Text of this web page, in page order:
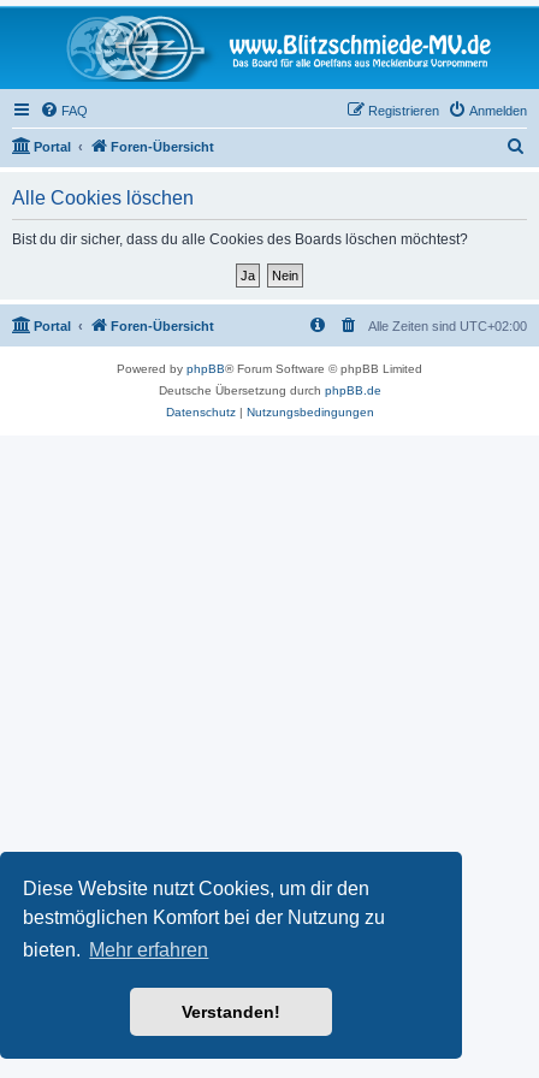
Diese Website nutzt Cookies, um dir den
bestmöglichen Komfort bei der Nutzung zu
bieten. Mehr erfahren
Verstanden!
FAQ Anmelden
Registrieren
Portal Foren-Übersicht
Alle Cookies löschen
Bist du dir sicher, dass du alle Cookies des Boards löschen möchtest?
Portal Foren-Übersicht Alle Zeiten sind UTC+02:00
Powered by phpBB® Forum Software © phpBB Limited
Deutsche Übersetzung durch phpBB.de
Datenschutz| Nutzungsbedingungen